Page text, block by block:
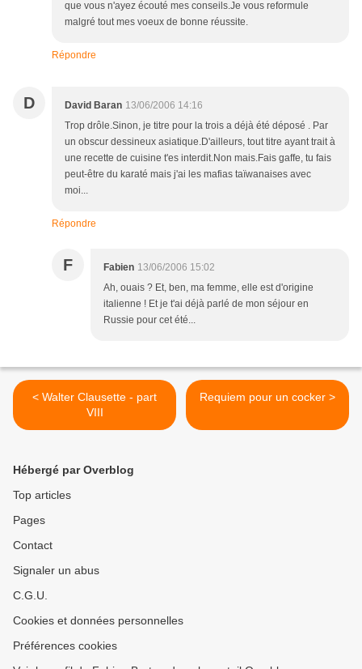
que vous n'ayez écouté mes conseils.Je vous reformule
malgré tout mes voeux de bonne réussite.
Répondre
D David Baran 13/06/2006 14:16
Trop drôle.Sinon, je titre pour la trois a déjà été déposé . Par
un obscur dessineux asiatique.D'ailleurs, tout titre ayant trait à
une recette de cuisine t'es interdit.Non mais.Fais gaffe, tu fais
peut-être du karaté mais j'ai les mafias taïwanaises avec
moi...
Répondre
F Fabien 13/06/2006 15:02
Ah, ouais ? Et, ben, ma femme, elle est d'origine
italienne ! Et je t'ai déjà parlé de mon séjour en
Russie pour cet été...
< Walter Clausette - part
VIII
Requiem pour un cocker >
Hébergé par Overblog
Top articles
Pages
Contact
Signaler un abus
C.G.U.
Cookies et données personnelles
Préférences cookies